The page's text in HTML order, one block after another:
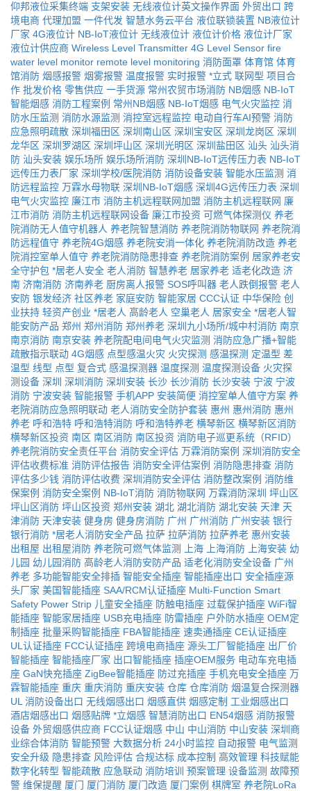
仰邦液位采集终端 支架安装 无线液位计英文操作界面 外贸出口 跨
境电商 代理加盟 一件代发 智慧水务云平台 液位联锁装置 NB液位计
厂家 4G液位计 NB-IoT液位计 无线液位计 液位计价格 液位计厂家
液位计供应商 Wireless Level Transmitter 4G Level Sensor fire
water level monitor remote level monitoring 消防面罩 体育馆 体育
馆消防 烟感报警 烟雾报警 温度报警 实时报警 *立式 联网型 项目合
作 批发价格 零售供应 一手货源 常州农贸市场消防 NB烟感 NB-IoT
智能烟感 消防工程案例 常州NB烟感 NB-IoT烟感 电气火灾监控 消
防水压监测 消防水源监测 消控室远程监控 电动自行车AI预警 消防
应急照明疏散 深圳福田区 深圳南山区 深圳宝安区 深圳龙岗区 深圳
龙华区 深圳罗湖区 深圳坪山区 深圳光明区 深圳盐田区 汕头 汕头消
防 汕头安装 娱乐场所 娱乐场所消防 深圳NB-IoT远传压力表 NB-IoT
远传压力表厂家 深圳学校/医院消防 消防设备安装 智能水压监测 消
防远程监控 万霖水母物联 深圳NB-IoT烟感 深圳4G远传压力表 深圳
电气火灾监控 廉江市 消防主机远程联网加盟 消防主机远程联网 廉
江市消防 消防主机远程联网设备 廉江市投资 可燃气体探测仪 养老
院消防无人值守机器人 养老院智慧消防 养老院消防物联网 养老院消
防远程值守 养老院4G烟感 养老院安消一体化 养老院消防改造 养老
院消控室单人值守 养老院消防隐患排查 养老院消防案例 居家养老安
全守护包 *居老人安全 老人消防 智慧养老 居家养老 适老化改造 济
南 济南消防 济南养老 厨房离人报警 SOS呼叫器 老人跌倒报警 老人
安防 银发经济 社区养老 家庭安防 智能家居 CCC认证 中华保险 创
业扶持 轻资产创业 *居老人 高龄老人 空巢老人 居家安全 *居老人智
能安防产品 郑州 郑州消防 郑州养老 深圳九小场所/城中村消防 南京
南京消防 南京安装 养老院配电间电气火灾监测 消防应急广播+智能
疏散指示联动 4G烟感 点型感温火灾 火灾探测 感温探测 定温型 差
温型 线型 点型 复合式 感温探测器 温度探测 温度探测设备 火灾探
测设备 深圳 深圳消防 深圳安装 长沙 长沙消防 长沙安装 宁波 宁波
消防 宁波安装 智能报警 手机APP 安装简便 消控室单人值守方案 养
老院消防应急照明联动 老人消防安全防护套装 惠州 惠州消防 惠州
养老 呼和浩特 呼和浩特消防 呼和浩特养老 横琴新区 横琴新区消防
横琴新区投资 南区 南区消防 南区投资 消防电子巡更系统（RFID）
养老院消防安全责任平台 消防安全评估 万霖消防案例 深圳消防安全
评估收费标准 消防评估报告 消防安全评估案例 消防隐患排查 消防
评估多少钱 消防评估收费 深圳消防安全评估 消防整改案例 消防维
保案例 消防安全案例 NB-IoT消防 消防物联网 万霖消防深圳 坪山区
坪山区消防 坪山区投资 郑州安装 湖北 湖北消防 湖北安装 天津 天
津消防 天津安装 健身房 健身房消防 广州 广州消防 广州安装 银行
银行消防 *居老人消防安全产品 拉萨 拉萨消防 拉萨养老 惠州安装
出租屋 出租屋消防 养老院可燃气体监测 上海 上海消防 上海安装 幼
儿园 幼儿园消防 高龄老人消防安防产品 适老化消防安全设备 广州
养老 多功能智能安全排插 智能安全插座 智能插座出口 安全插座源
头厂家 美国智能插座 SAA/RCM认证插座 Multi-Function Smart
Safety Power Strip 儿童安全插座 防触电插座 过载保护插座 WiFi智
能插座 智能家居插座 USB充电插座 防雷插座 户外防水插座 OEM定
制插座 批量采购智能插座 FBA智能插座 速卖通插座 CE认证插座
UL认证插座 FCC认证插座 跨境电商插座 源头工厂智能插座 出厂价
智能插座 智能插座厂家 出口智能插座 插座OEM服务 电动车充电插
座 GaN快充插座 ZigBee智能插座 防过充插座 手机充电安全插座 万
霖智能插座 重庆 重庆消防 重庆安装 仓库 仓库消防 烟温复合探测器
UL 消防设备出口 无线烟感出口 烟感直供 烟感定制 工业烟感出口
酒店烟感出口 烟感贴牌 *立烟感 智慧消防出口 EN54烟感 消防报警
设备 外贸烟感供应商 FCC认证烟感 中山 中山消防 中山安装 深圳商
业综合体消防 智能预警 大数据分析 24小时监控 自动报警 电气监测
安全升级 隐患排查 风险评估 合规达标 成本控制 高效管理 科技赋能
数字化转型 智能疏散 应急联动 消防培训 预案管理 设备监测 故障预
警 维保提醒 厦门 厦门消防 厦门改造 厦门案例 棋牌室 养老院LoRa